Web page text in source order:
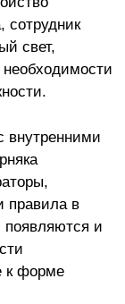
сотрудник
свет,
внутренними
правила в
появляются и
к форме